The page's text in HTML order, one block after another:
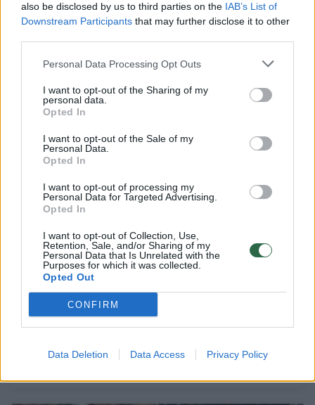
also be disclosed by us to third parties on the IAB’s List of
Downstream Participants that may further disclose it to other
Personal Data Processing Opt Outs
I want to opt-out of the Sharing of my
personal data.
Opted In
I want to opt-out of the Sale of my
Personal Data.
Opted In
I want to opt-out of processing my
Personal Data for Targeted Advertising.
Opted In
I want to opt-out of Collection, Use,
Retention, Sale, and/or Sharing of my
Personal Data that Is Unrelated with the
Purposes for which it was collected.
Opted Out
CONFIRM
Data Deletion Data Access Privacy Policy
Lietuvos krepšinio federacija po
Vykdomojo komiteto posėdžio iš savo gretų
pašalino 11 narių
Sportas
automobilis